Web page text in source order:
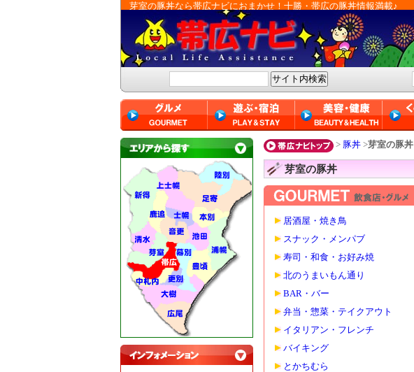
芽室の豚丼なら帯広ナビにおまかせ！十勝・帯広の豚丼情報満載♪
> 豚丼 >芽室の豚丼
芽室の豚丼
居酒屋・焼き鳥
スナック・メンパブ
寿司・和食・お好み焼
北のうまいもん通り
BAR・バー
弁当・惣菜・テイクアウト
イタリアン・フレンチ
バイキング
とかちむら